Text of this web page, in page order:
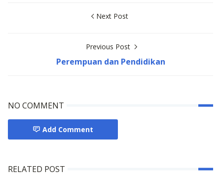
Next Post
Previous Post
Perempuan dan Pendidikan
NO COMMENT
Add Comment
RELATED POST